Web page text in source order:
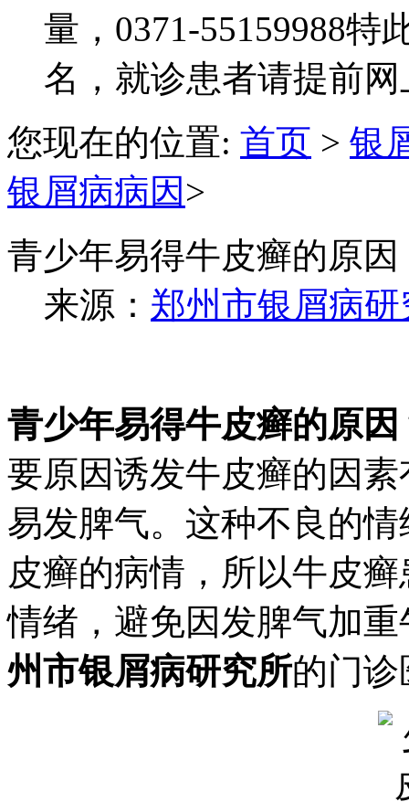
量，0371-55159988特
名，就诊患者请提前
您现在的位置: 首页 > 银
银屑病病因 >
青少年易得牛皮癣的原因
来源： 郑州市银屑病研
青少年易得牛皮癣的原因
要原因诱发牛皮癣的因
易发脾气。这种不良的
皮癣的病情，所以牛皮
情绪，避免因发脾气加
州市银屑病研究所的门